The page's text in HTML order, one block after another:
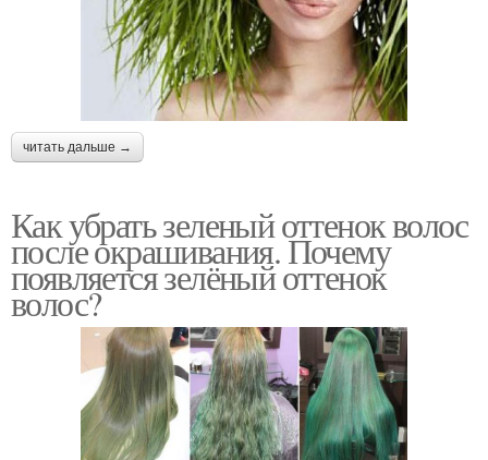
читать дальше →
Как убрать зеленый оттенок волос
после окрашивания. Почему
появляется зелёный оттенок
волос?